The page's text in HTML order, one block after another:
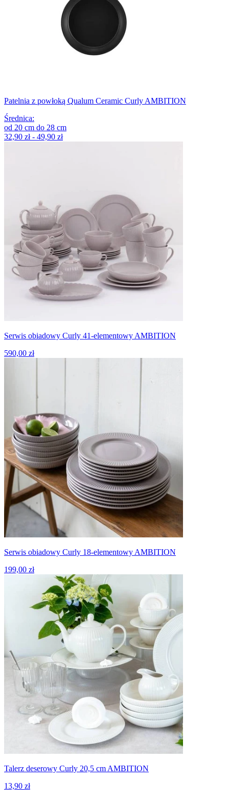
Patelnia z powłoką Qualum Ceramic Curly AMBITION
Średnica:
od 20 cm do 28 cm
32,90 zł - 49,90 zł
Serwis obiadowy Curly 41-elementowy AMBITION
590,00 zł
Serwis obiadowy Curly 18-elementowy AMBITION
199,00 zł
Talerz deserowy Curly 20,5 cm AMBITION
13,90 zł